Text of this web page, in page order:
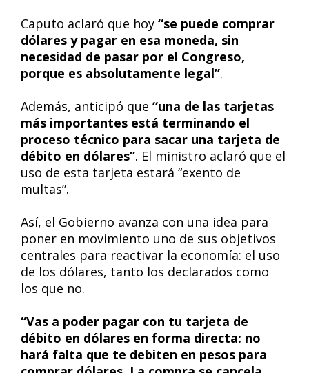
Caputo aclaró que hoy “se puede comprar
dólares y pagar en esa moneda, sin
necesidad de pasar por el Congreso,
porque es absolutamente legal”.
Además, anticipó que “una de las tarjetas
más importantes está terminando el
proceso técnico para sacar una tarjeta de
débito en dólares”. El ministro aclaró que el
uso de esta tarjeta estará “exento de
multas”.
Así, el Gobierno avanza con una idea para
poner en movimiento uno de sus objetivos
centrales para reactivar la economía: el uso
de los dólares, tanto los declarados como
los que no.
“Vas a poder pagar con tu tarjeta de
débito en dólares en forma directa: no
hará falta que te debiten en pesos para